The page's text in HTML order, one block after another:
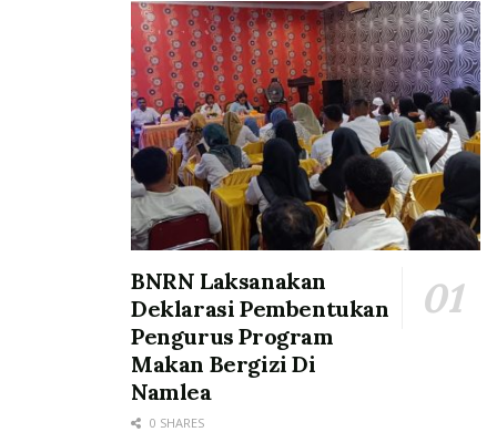
BNRN Laksanakan
Deklarasi Pembentukan
Pengurus Program
Makan Bergizi Di
Namlea
0 SHARES